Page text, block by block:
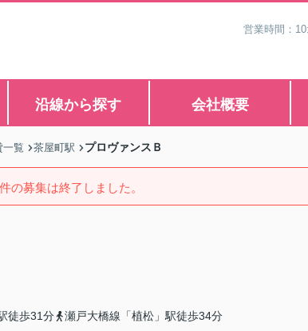
営業時間：
沿線から探す 会社概要
一覧 茶屋町駅 プロヴァンスＢ
の募集は終了しました。
徒歩31分 瀬戸大橋線「植松」駅徒歩34分